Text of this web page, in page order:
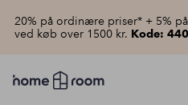
20% på ordinære priser* + 5%
ved køb over 1500 kr. Kode:
Homeroom
–